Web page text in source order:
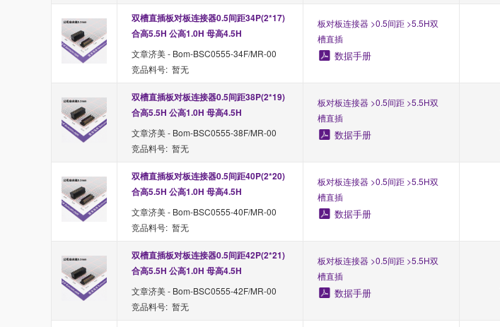
双槽直插板对板连接器0.5间距34P(2*17)
合高5.5H 公高1.0H 母高4.5H
文章济美 - Bom-BSC0555-34F/MR-00
竞品料号: 暂无
板对板连接器 >0.5间距 >5.5H双
槽直插
数据手册
双槽直插板对板连接器0.5间距38P(2*19)
合高5.5H 公高1.0H 母高4.5H
文章济美 - Bom-BSC0555-38F/MR-00
竞品料号: 暂无
板对板连接器 >0.5间距 >5.5H双
槽直插
数据手册
双槽直插板对板连接器0.5间距40P(2*20)
合高5.5H 公高1.0H 母高4.5H
文章济美 - Bom-BSC0555-40F/MR-00
竞品料号: 暂无
板对板连接器 >0.5间距 >5.5H双
槽直插
数据手册
双槽直插板对板连接器0.5间距42P(2*21)
合高5.5H 公高1.0H 母高4.5H
文章济美 - Bom-BSC0555-42F/MR-00
竞品料号: 暂无
板对板连接器 >0.5间距 >5.5H双
槽直插
数据手册